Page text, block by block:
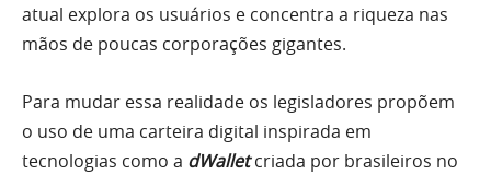
atual explora os usuários e concentra a riqueza nas
mãos de poucas corporações gigantes.
Para mudar essa realidade os legisladores propõem
o uso de uma carteira digital inspirada em
tecnologias como a dWalletcriada por brasileiros no